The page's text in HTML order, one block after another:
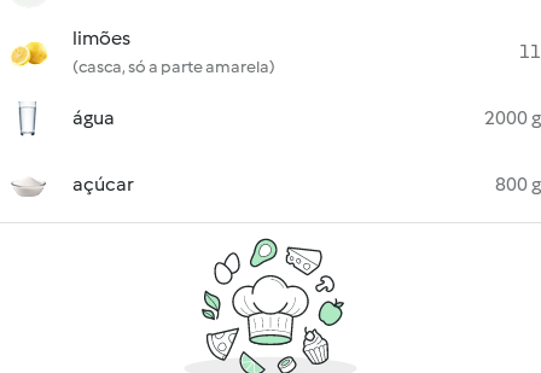
limões
(casca, só a parte amarela)
11
água 2000 g
açúcar 800 g